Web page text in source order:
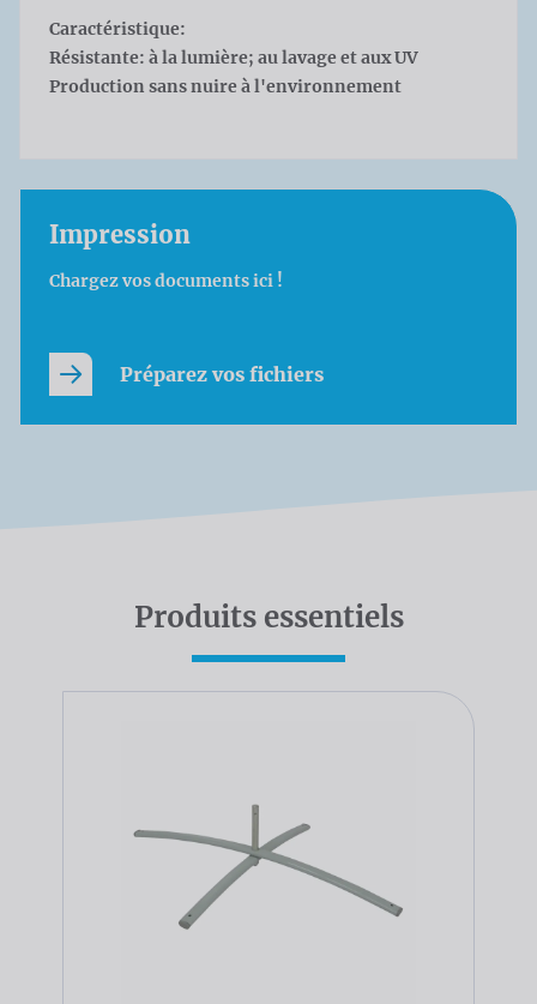
Caractéristique:
Résistante: à la lumière; au lavage et aux UV
Production sans nuire à l'environnement
Impression
Chargez vos documents ici !
Préparez vos fichiers
Produits essentiels